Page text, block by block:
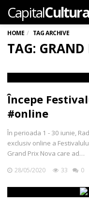
Capital
HOME TAG ARCHIVE
TAG:
Începe
#online
În perioada 1 - 30 iunie,
exclusiv online a
Grand Prix Nova care ad…
28/05/2020 33 0